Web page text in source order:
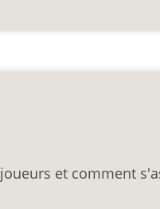
et comment